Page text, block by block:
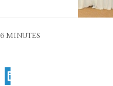
6 MINUTES